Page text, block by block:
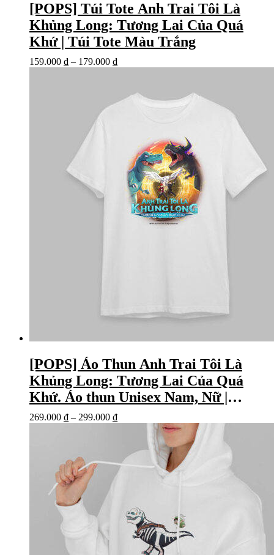
[POPS] Túi Tote Anh Trai Tôi Là
Khủng Long: Tương Lai Của Quá
Khứ | Túi Tote Màu Trắng
159.000 ₫ – 179.000 ₫
[POPS] Áo Thun Anh Trai Tôi Là
Khủng Long: Tương Lai Của Quá
Khứ. Áo thun Unisex Nam, Nữ |
Trắng, Đen
269.000 ₫ – 299.000 ₫